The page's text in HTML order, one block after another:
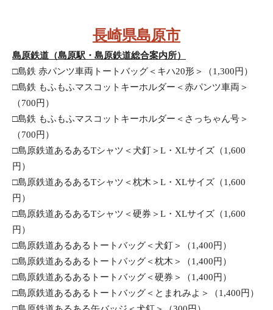
長崎県島原市
島原鉄道（島原駅・島原鉄道総合案内所）
□島鉄 赤パンツ車両トートバッグ＜キハ20形＞（1,300円）
□島鉄 もふもふマスコットキーホルダー＜赤パンツ車両＞
（700円）
□島鉄 もふもふマスコットキーホルダー＜さっちゃん号＞
（700円）
□島原鉄道あるあるTシャツ＜犬釘＞L・XLサイズ（1,600
円）
□島原鉄道あるあるTシャツ＜枕木＞L・XLサイズ（1,600
円）
□島原鉄道あるあるTシャツ＜硬券＞L・XLサイズ（1,600
円）
□島原鉄道あるあるトートバッグ＜犬釘＞（1,400円）
□島原鉄道あるあるトートバッグ＜枕木＞（1,400円）
□島原鉄道あるあるトートバッグ＜硬券＞（1,400円）
□島原鉄道あるあるトートバッグ＜とまれみよ＞（1,400円）